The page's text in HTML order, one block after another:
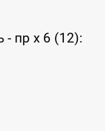
- пр x 6 (12):